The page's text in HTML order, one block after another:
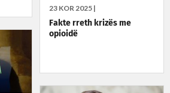
23 KOR 2025 |
Fakte rreth krizës me
opioidë